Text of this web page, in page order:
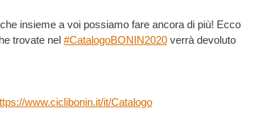
insieme a voi possiamo fare ancora di più! Ecco
trovate nel #CatalogoBONIN2020verrà devoluto
www.ciclibonin.it/it/Catalogo